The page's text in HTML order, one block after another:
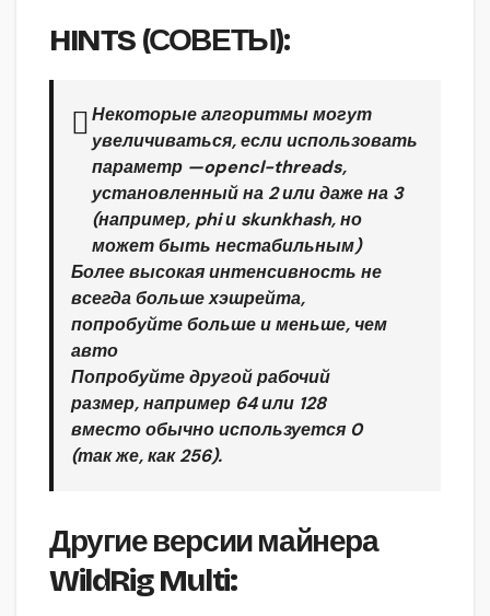
HINTS (СОВЕТЫ):
Некоторые алгоритмы могут
увеличиваться, если использовать
параметр —opencl-threads,
установленный на 2 или даже на 3
(например, phi и skunkhash, но
может быть нестабильным)
Более высокая интенсивность не
всегда больше хэшрейта,
попробуйте больше и меньше, чем
авто
Попробуйте другой рабочий
размер, например 64 или 128
вместо обычно используется 0
(так же, как 256).
Другие версии майнера
WildRig Multi: